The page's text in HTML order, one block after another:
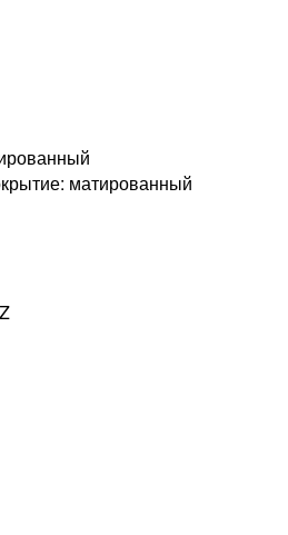
матированный